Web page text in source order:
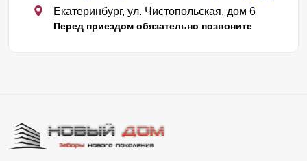
Екатеринбург, ул. Чистопольская, дом 6
Перед приездом обязательно позвоните